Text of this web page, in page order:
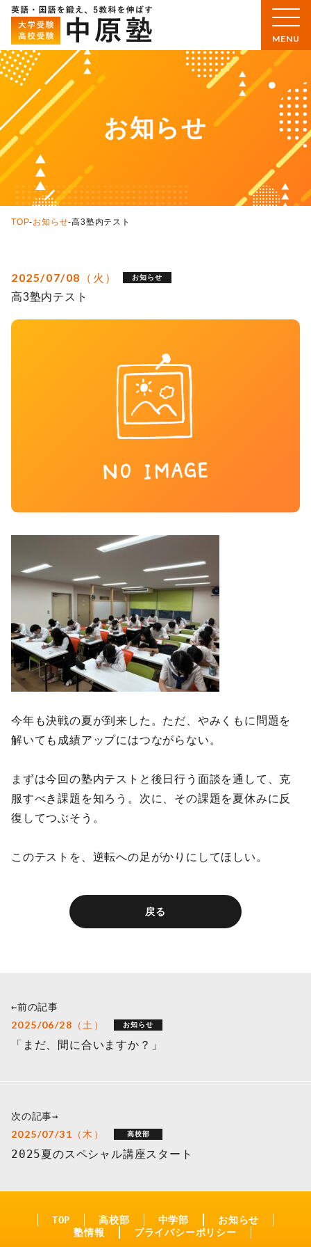
お知らせ
TOP-お知らせ-高3塾内テスト
2025/07/08（火） お知らせ
高3塾内テスト
今年も決戦の夏が到来した。ただ、やみくもに問題を
解いても成績アップにはつながらない。
まずは今回の塾内テストと後日行う面談を通して、克
服すべき課題を知ろう。次に、その課題を夏休みに反
復してつぶそう。
このテストを、逆転への足がかりにしてほしい。
戻る
←前の記事
2025/06/28（土） お知らせ
「まだ、間に合いますか？」
次の記事→
2025/07/31（木） 高校部
2025夏のスペシャル講座スタート
TOP 高校部 中学部
お知らせ
塾情報
プライバシーポリシー